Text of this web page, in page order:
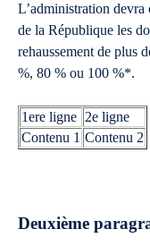
L’administration
de la République les
rehaussement de plus
%, 80 % ou 100 %*.
1ere ligne 2e ligne
Contenu 1 Contenu 2
Deuxième